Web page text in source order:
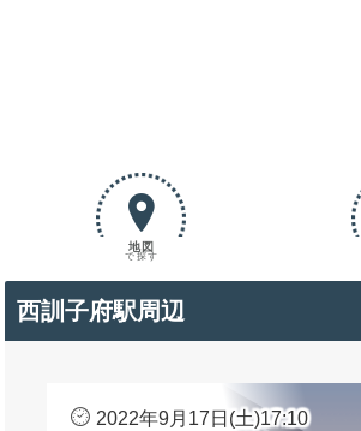
地図
で探す
西訓子府駅周辺
2022年9月17日(土)17:10